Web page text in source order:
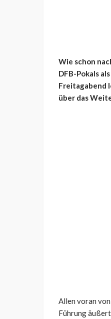
Wie schon
DFB-Pokals
Freitagabend
über das
Allen voran
Führung